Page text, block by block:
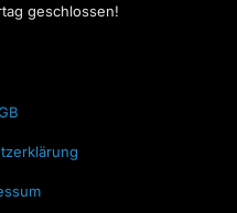
geschlossen!